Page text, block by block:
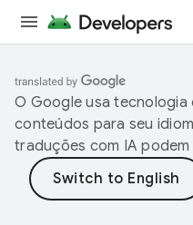
O Google usa
conteúdos para seu
traduções com IA